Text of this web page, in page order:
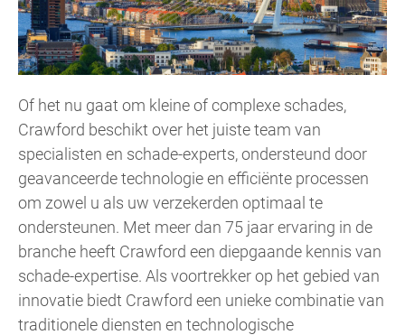
Of het nu gaat om kleine of complexe schades,
Crawford beschikt over het juiste team van
specialisten en schade-experts, ondersteund door
geavanceerde technologie en efficiënte processen
om zowel u als uw verzekerden optimaal te
ondersteunen. Met meer dan 75 jaar ervaring in de
branche heeft Crawford een diepgaande kennis van
schade-expertise. Als voortrekker op het gebied van
innovatie biedt Crawford een unieke combinatie van
traditionele diensten en technologische